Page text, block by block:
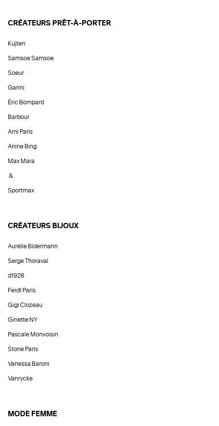
CRÉATEURS PRÊT-À-PORTER
Kujten
Samsoe Samsoe
Soeur
Ganni
Éric Bompard
Barbour
Ami Paris
Anine Bing
Max Mara
&
Sportmax
CRÉATEURS BIJOUX
Aurélie Bidermann
Serge Thoraval
d1928
Feidt Paris
Gigi Clozeau
Ginette NY
Pascale Monvoisin
Stone Paris
Vanessa Baroni
Vanrycke
MODE FEMME